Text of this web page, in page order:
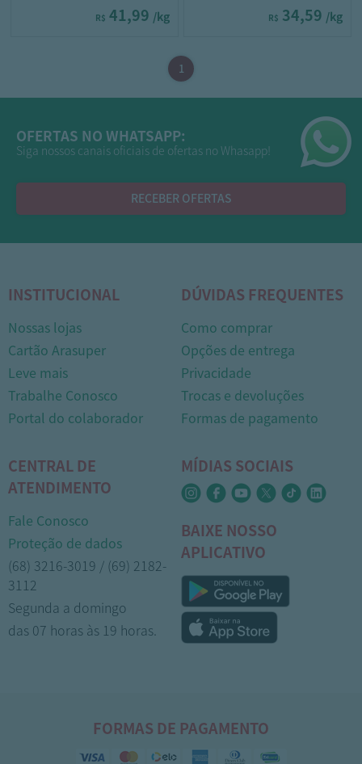
R$ 41,99 /kg R$ 34,59 /kg
1
OFERTAS NO WHATSAPP:
Siga nossos canais oficiais de ofertas no Whasapp!
RECEBER OFERTAS
INSTITUCIONAL
Nossas lojas
Cartão Arasuper
Leve mais
Trabalhe Conosco
Portal do colaborador
DÚVIDAS FREQUENTES
Como comprar
Opções de entrega
Privacidade
Trocas e devoluções
Formas de pagamento
CENTRAL DE
ATENDIMENTO
Fale Conosco
Proteção de dados
(68) 3216-3019 / (69) 2182-
3112
Segunda a domingo
das 07 horas às 19 horas.
MÍDIAS SOCIAIS
BAIXE NOSSO
APLICATIVO
FORMAS DE PAGAMENTO